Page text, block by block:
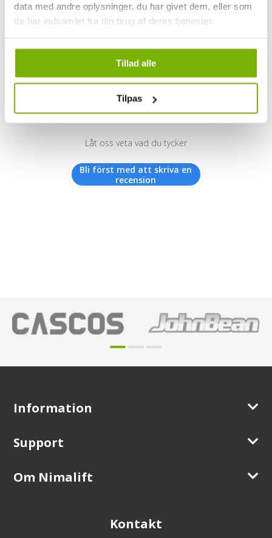
data med andre oplysninger, du har givet dem, eller som
de har indsamlet fra din brug af deres tjenester.
Tillad alle
Tilpas
Vi letar efter stjärnor!
Låt oss veta vad du tycker
Bli först med att skriva en
recension
Information
Support
Om Nimalift
Kontakt